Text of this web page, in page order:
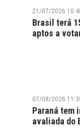
21/07/2026
Brasil terá
aptos a
07/08/2026
Paraná tem
avaliada do